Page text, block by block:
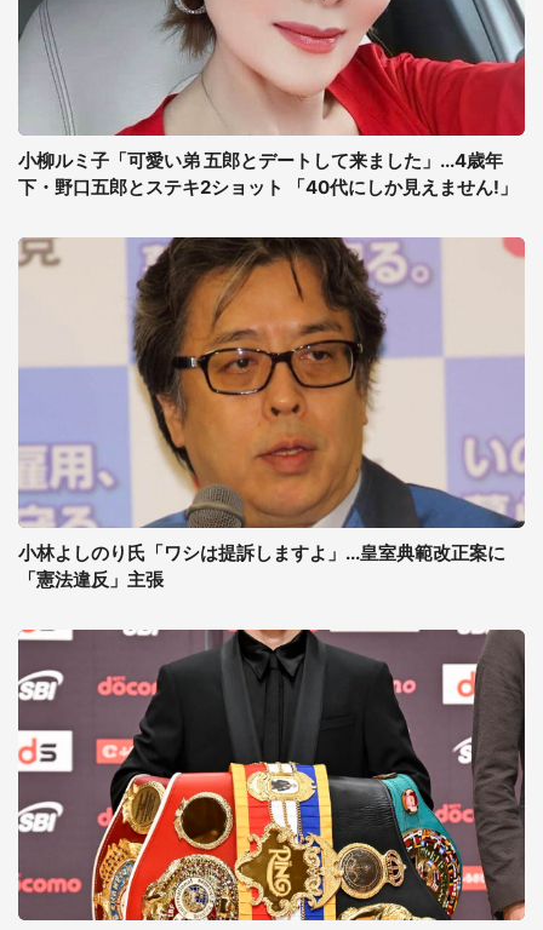
小柳ルミ子「可愛い弟 五郎とデートして来ました」...4歳年
下・野口五郎とステキ2ショット 「40代にしか見えません!」
小林よしのり氏「ワシは提訴しますよ」...皇室典範改正案に
「憲法違反」主張